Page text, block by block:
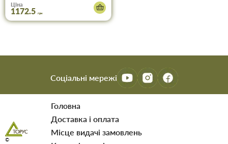
Ціна
1172.5 грн
Соціальні мережі
©
Головна
Доставка і оплата
Мiсце видачi замовлень